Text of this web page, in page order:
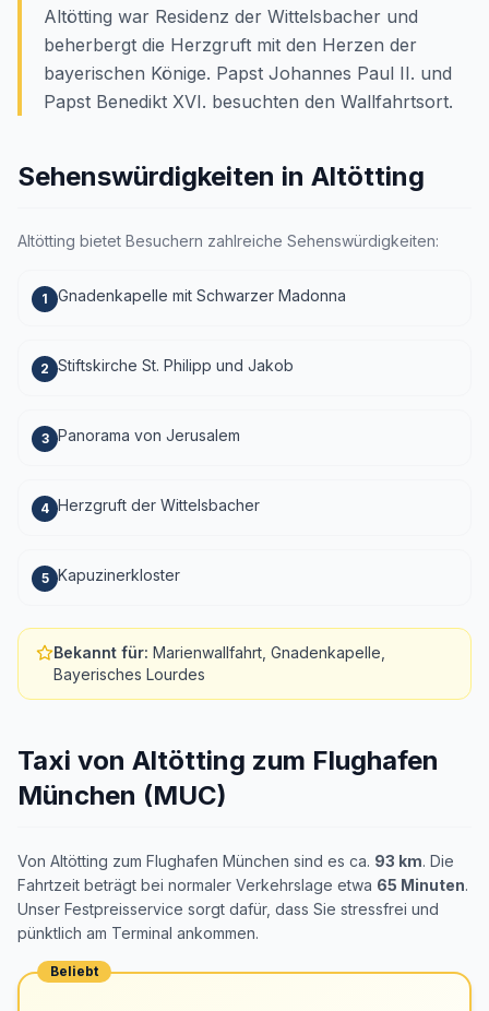
Altötting war Residenz der Wittelsbacher und
beherbergt die Herzgruft mit den Herzen der
bayerischen Könige. Papst Johannes Paul II. und
Papst Benedikt XVI. besuchten den Wallfahrtsort.
Sehenswürdigkeiten in Altötting
Altötting bietet Besuchern zahlreiche Sehenswürdigkeiten:
1 Gnadenkapelle mit Schwarzer Madonna
2 Stiftskirche St. Philipp und Jakob
3 Panorama von Jerusalem
4 Herzgruft der Wittelsbacher
5 Kapuzinerkloster
Bekannt für: Marienwallfahrt, Gnadenkapelle,
Bayerisches Lourdes
Taxi von Altötting zum Flughafen
München (MUC)
Von Altötting zum Flughafen München sind es ca. 93 km. Die
Fahrtzeit beträgt bei normaler Verkehrslage etwa 65 Minuten.
Unser Festpreisservice sorgt dafür, dass Sie stressfrei und
pünktlich am Terminal ankommen.
Beliebt